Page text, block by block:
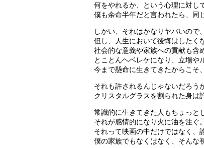
何をやれるか、という心理に対し
僕も余命半年だと言われたら、同
しかい、それはかなりヤバいので
但し、人生において後悔はしたく
社会的な意義や家族への貢献も含
とことんヘベレケになり、立場や
今まで懸命に生きてきたからこそ
それも許されるんじゃないだろう
クリスタルグラスを割られた身は
常識的に生きてきた人もちょっと
それが感情的になり火に油を注ぐ。
それって映画の中だけではなく、
僕の家族でもなくはなく、そんな